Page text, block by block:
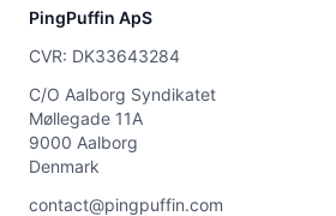
PingPuffin ApS
CVR: DK33643284
C/O Aalborg Syndikatet
Møllegade 11A
9000 Aalborg
Denmark
contact@pingpuffin.com